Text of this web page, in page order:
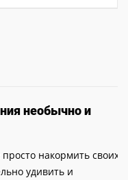
необычно и
накормить своих
удивить и